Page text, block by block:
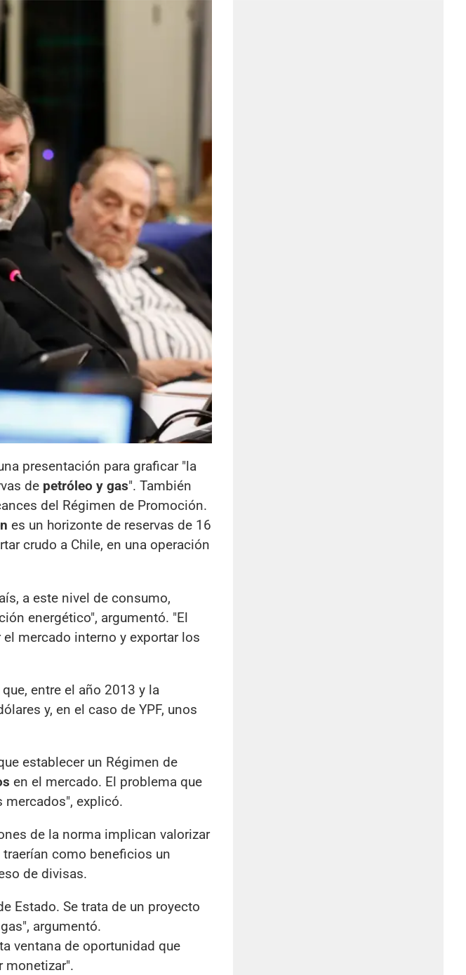
presentación para graficar "la
de petróleo y gas". También
del Régimen de Promoción.
es un horizonte de reservas de 16
crudo a Chile, en una operación
a este nivel de consumo,
energético", argumentó. "El
mercado interno y exportar los
entre el año 2013 y la
y, en el caso de YPF, unos
establecer un Régimen de
en el mercado. El problema que
explicó.
de la norma implican valorizar
como beneficios un
de divisas.
Estado. Se trata de un proyecto
argumentó.
ventana de oportunidad que
monetizar".